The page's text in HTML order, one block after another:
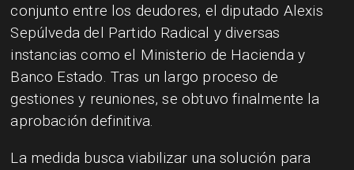
conjunto entre los deudores, el diputado Alexis
Sepúlveda del Partido Radical y diversas
instancias como el Ministerio de Hacienda y
Banco Estado. Tras un largo proceso de
gestiones y reuniones, se obtuvo finalmente la
aprobación definitiva.
La medida busca viabilizar una solución para